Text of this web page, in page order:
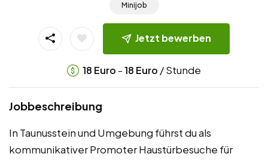
Minijob
Jetzt bewerben
18 Euro -18 Euro / Stunde
Jobbeschreibung
In Taunusstein und Umgebung führst du als
kommunikativer Promoter Haustürbesuche für